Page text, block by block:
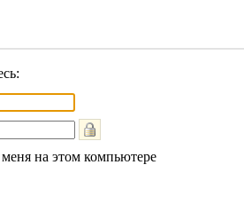
на этом компьютере